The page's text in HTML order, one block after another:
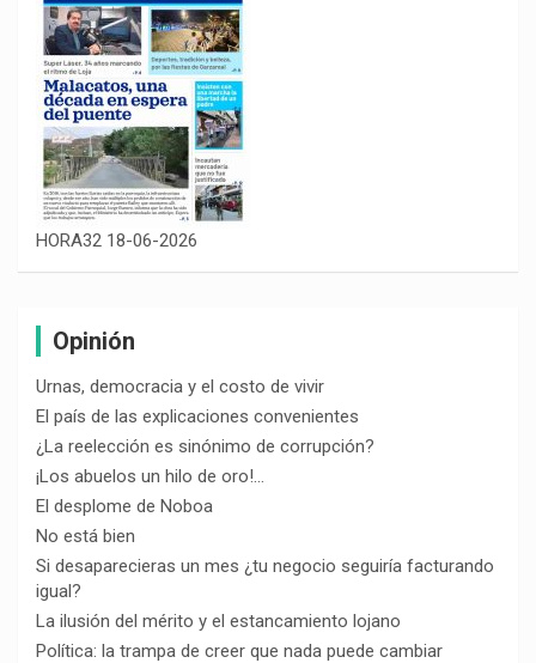
HORA32 18-06-2026
Opinión
Urnas, democracia y el costo de vivir
El país de las explicaciones convenientes
¿La reelección es sinónimo de corrupción?
¡Los abuelos un hilo de oro!…
El desplome de Noboa
No está bien
Si desaparecieras un mes ¿tu negocio seguiría facturando
igual?
La ilusión del mérito y el estancamiento lojano
Política: la trampa de creer que nada puede cambiar